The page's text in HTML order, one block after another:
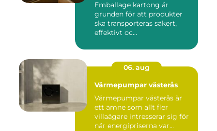
Emballage kartong är
grunden för att produkter
ska transporteras säkert,
effektivt oc...
06. aug
Värmepumpar västerås
Värmepumpar västerås är
ett ämne som allt fler
villaägare intresserar sig för
när energipriserna var...